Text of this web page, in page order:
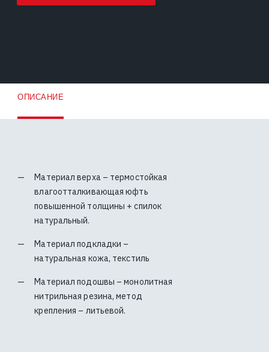
ОПИСАНИЕ
Материал верха – термостойкая
влагоотталкивающая юфть
повышенной толщины + спилок
натуральный.
Материал подкладки –
натуральная кожа, текстиль
Материал подошвы – монолитная
нитрильная резина, метод
крепления – литьевой.